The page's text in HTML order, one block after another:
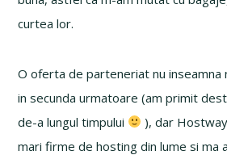
curtea lor.
O oferta de parteneriat nu inseamna
in secunda urmatoare (am primit
de-a lungul timpului
), dar
mari firme de hosting din lume si ma